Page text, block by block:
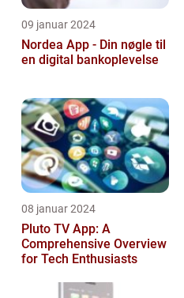
09 januar 2024
Nordea App - Din nøgle til
en digital bankoplevelse
08 januar 2024
Pluto TV App: A
Comprehensive Overview
for Tech Enthusiasts